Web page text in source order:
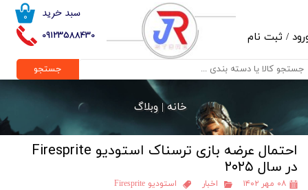
09123588430
۰ سبد خرید
/ ثبت نام
حساب کاربری من
تغییر گذر واژه
خروج از حساب کاربری
جستجو
خانه |وبلاگ
احتمال عرضه بازی ترسناک استودیو Firesprite
در سال ۲۰۲۵
۰۸ مهر ۱۴۰۲ اخبار استودیو Firesprite